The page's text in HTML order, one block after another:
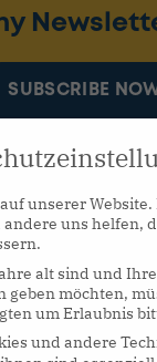
hy
LISTEN NOW
hy
SUBSCRIBE
unserer
uns helfen,
alt sind und
möchten,
um Erlaubnis
und andere